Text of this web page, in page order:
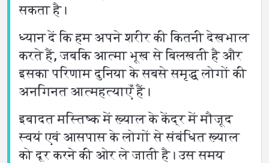
सकता है।
ध्यान दें कि हम अपने शरीर की कितनी देखभाल
करते हैं, जबकि आत्मा भूख से बिलखती है और
इसका परिणाम दुनिया के सबसे समृद्ध लोगों की
अनगिनत आत्महत्याएँ हैं।
इबादत मस्तिष्क में ख़्याल के केंद्र में मौजूद
स्वयं एवं आसपास के लोगों से संबंधित ख़्याल
को दूर करने की ओर ले जाती है। उस समय